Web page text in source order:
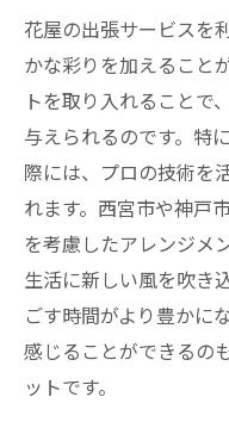
花屋の出張サービスを
かな彩りを加えること
トを取り入れることで
与えられるのです。特
際には、プロの技術を
れます。西宮市や神戸
を考慮したアレンジメ
生活に新しい風を吹き
ごす時間がより豊かに
感じることができるの
ットです。